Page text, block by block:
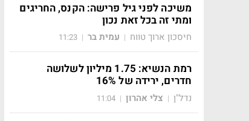
משיכה לפני גיל פרישה: הקנס, החריגים
ומתי זה בכל זאת נכון
חיסכון ארוך טווח | עמית בר |
11:23
רמת הנשיא: 1.75 מיליון לשלושה
חדרים, ירידה של 16%
נדל"ן | צלי אהרון |
11:04